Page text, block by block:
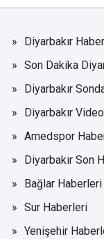
Diyarbakır
Son Dakika
Diyarbakır
Diyarbakır
Amedspor
Diyarbakır Son
Bağlar Haberleri
Sur Haberleri
Yenişehir